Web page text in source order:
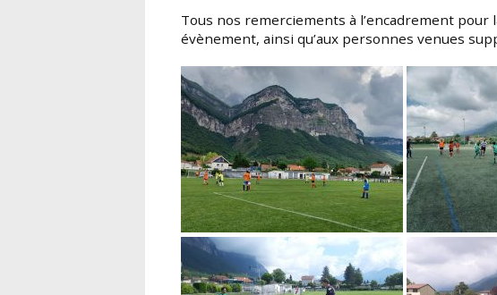
Tous nos remerciements à l’encadrement pour la qualité de l’organisation de cet
évènement, ainsi qu’aux personnes venues